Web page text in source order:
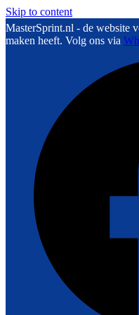
Skip to content
MasterSprint.nl - de website
maken heeft. Volg ons via